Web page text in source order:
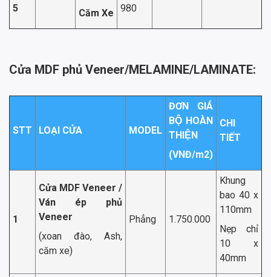
Căm Xe
5 980
Cửa MDF phủ Veneer/MELAMINE/LAMINATE:
STT LOẠI CỬA MODEL
ĐƠN GIÁ
BỘ HOÀN
THIỆN
(VNĐ/m2)
CHI
TIẾT
1
Cửa MDF Veneer /
Ván ép phủ
Veneer
(xoan đào, Ash,
căm xe)
Phẳng 1.750.000
Khung
bao 40 x
110mm
Nẹp chỉ
10 x
40mm